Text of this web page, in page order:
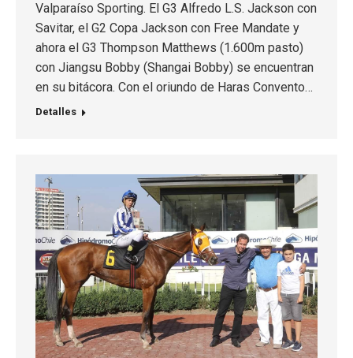
Valparaíso Sporting. El G3 Alfredo L.S. Jackson con
Savitar, el G2 Copa Jackson con Free Mandate y
ahora el G3 Thompson Matthews (1.600m pasto)
con Jiangsu Bobby (Shangai Bobby) se encuentran
en su bitácora. Con el oriundo de Haras Convento…
Detalles